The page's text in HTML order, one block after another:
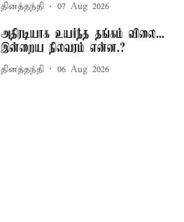
தினத்தந்தி 07 Aug 2026
அதிரடியாக உயர்ந்த தங்கம் விலை...
இன்றைய நிலவரம் என்ன.?
தினத்தந்தி 06 Aug 2026